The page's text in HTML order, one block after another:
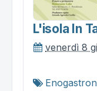
L'isola In
venerdì 8